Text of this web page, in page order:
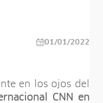
01/01/2022
en los ojos del
CNN en